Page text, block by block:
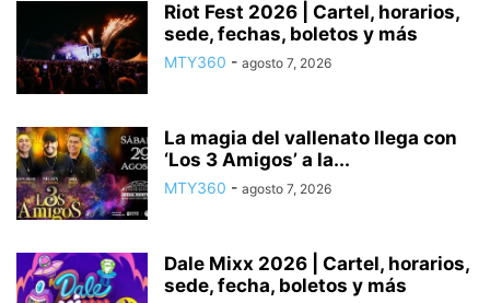
Riot Fest 2026 | Cartel, horarios,
sede, fechas, boletos y más
MTY360 - agosto 7, 2026
La magia del vallenato llega con
‘Los 3 Amigos’ a la...
MTY360 - agosto 7, 2026
Dale Mixx 2026 | Cartel, horarios,
sede, fecha, boletos y más